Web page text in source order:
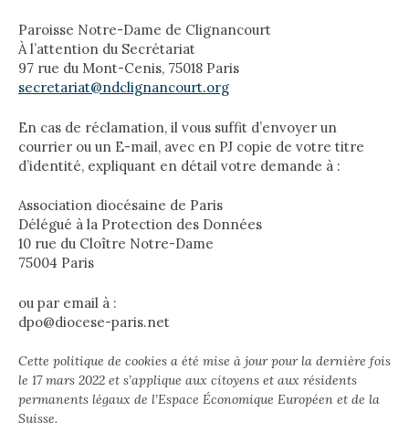
Paroisse Notre-Dame de Clignancourt
À l’attention du Secrétariat
97 rue du Mont-Cenis, 75018 Paris
secretariat@ndclignancourt.org
En cas de réclamation, il vous suffit d’envoyer un
courrier ou un E-mail, avec en PJ copie de votre titre
d’identité, expliquant en détail votre demande à :
Association diocésaine de Paris
Délégué à la Protection des Données
10 rue du Cloître Notre-Dame
75004 Paris
ou par email à :
dpo@diocese-paris.net
Cette politique de cookies a été mise à jour pour la dernière fois
le 17 mars 2022 et s’applique aux citoyens et aux résidents
permanents légaux de l’Espace Économique Européen et de la
Suisse.